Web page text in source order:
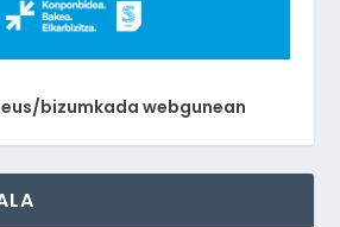
bizumkada webgunean